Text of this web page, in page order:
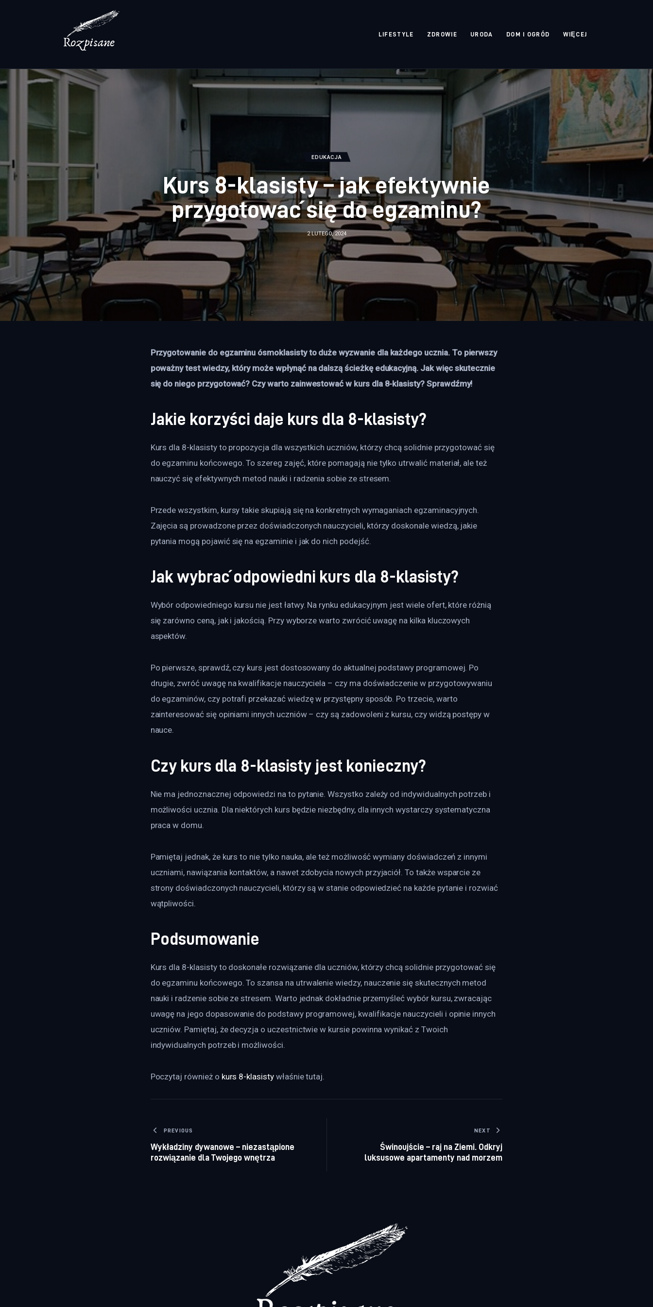
LIFESTYLE ZDROWIE URODA DOM I OGRÓD WIĘCEJ
Dom i ogród
Więcej
EDUKACJA
Kurs 8-klasisty – jak efektywnie
przygotować się do egzaminu?
2 LUTEGO, 2024
Przygotowanie do egzaminu ósmoklasisty to duże wyzwanie dla każdego ucznia. To pierwszy
poważny test wiedzy, który może wpłynąć na dalszą ścieżkę edukacyjną. Jak więc skutecznie
się do niego przygotować? Czy warto zainwestować w kurs dla 8-klasisty? Sprawdźmy!
Jakie korzyści daje kurs dla 8-klasisty?
Kurs dla 8-klasisty to propozycja dla wszystkich uczniów, którzy chcą solidnie przygotować się
do egzaminu końcowego. To szereg zajęć, które pomagają nie tylko utrwalić materiał, ale też
nauczyć się efektywnych metod nauki i radzenia sobie ze stresem.
Przede wszystkim, kursy takie skupiają się na konkretnych wymaganiach egzaminacyjnych.
Zajęcia są prowadzone przez doświadczonych nauczycieli, którzy doskonale wiedzą, jakie
pytania mogą pojawić się na egzaminie i jak do nich podejść.
Jak wybrać odpowiedni kurs dla 8-klasisty?
Wybór odpowiedniego kursu nie jest łatwy. Na rynku edukacyjnym jest wiele ofert, które różnią
się zarówno ceną, jak i jakością. Przy wyborze warto zwrócić uwagę na kilka kluczowych
aspektów.
Po pierwsze, sprawdź, czy kurs jest dostosowany do aktualnej podstawy programowej. Po
drugie, zwróć uwagę na kwalifikacje nauczyciela – czy ma doświadczenie w przygotowywaniu
do egzaminów, czy potrafi przekazać wiedzę w przystępny sposób. Po trzecie, warto
zainteresować się opiniami innych uczniów – czy są zadowoleni z kursu, czy widzą postępy w
nauce.
Czy kurs dla 8-klasisty jest konieczny?
Nie ma jednoznacznej odpowiedzi na to pytanie. Wszystko zależy od indywidualnych potrzeb i
możliwości ucznia. Dla niektórych kurs będzie niezbędny, dla innych wystarczy systematyczna
praca w domu.
Pamiętaj jednak, że kurs to nie tylko nauka, ale też możliwość wymiany doświadczeń z innymi
uczniami, nawiązania kontaktów, a nawet zdobycia nowych przyjaciół. To także wsparcie ze
strony doświadczonych nauczycieli, którzy są w stanie odpowiedzieć na każde pytanie i rozwiać
wątpliwości.
Podsumowanie
Kurs dla 8-klasisty to doskonałe rozwiązanie dla uczniów, którzy chcą solidnie przygotować się
do egzaminu końcowego. To szansa na utrwalenie wiedzy, nauczenie się skutecznych metod
nauki i radzenie sobie ze stresem. Warto jednak dokładnie przemyśleć wybór kursu, zwracając
uwagę na jego dopasowanie do podstawy programowej, kwalifikacje nauczycieli i opinie innych
uczniów. Pamiętaj, że decyzja o uczestnictwie w kursie powinna wynikać z Twoich
indywidualnych potrzeb i możliwości.
Poczytaj również o kurs 8-klasisty właśnie tutaj.
Nawigacja wpisu
PREVIOUS
Wykładziny dywanowe – niezastąpione
rozwiązanie dla Twojego wnętrza
NEXT
Świnoujście – raj na Ziemi. Odkryj
luksusowe apartamenty nad morzem